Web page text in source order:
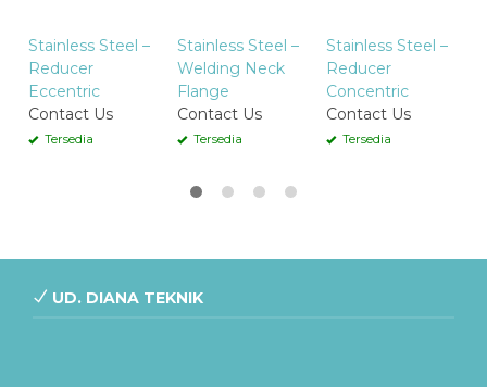
Stainless Steel –
Reducer
Eccentric
Contact Us
Tersedia
Stainless Steel –
Welding Neck
Flange
Contact Us
Tersedia
Stainless Steel –
Reducer
Concentric
Contact Us
Tersedia
UD. DIANA TEKNIK